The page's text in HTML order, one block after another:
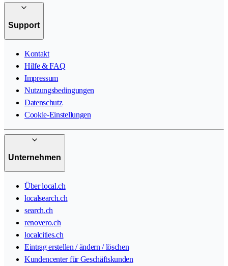
Support
Kontakt
Hilfe & FAQ
Impressum
Nutzungsbedingungen
Datenschutz
Cookie-Einstellungen
Unternehmen
Über local.ch
localsearch.ch
search.ch
renovero.ch
localcities.ch
Eintrag erstellen / ändern / löschen
Kundencenter für Geschäftskunden